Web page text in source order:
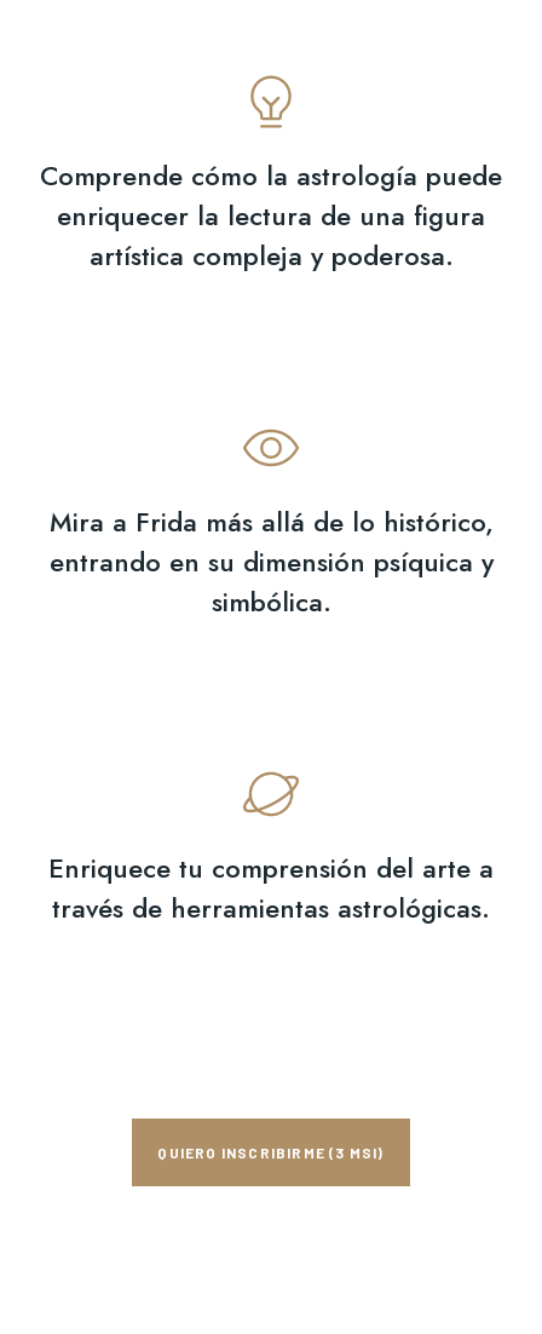
Comprende cómo la astrología puede
enriquecer la lectura de una figura
artística compleja y poderosa.
Mira a Frida más allá de lo histórico,
entrando en su dimensión psíquica y
simbólica.
Enriquece tu comprensión del arte a
través de herramientas astrológicas.
QUIERO INSCRIBIRME (3 MSI)